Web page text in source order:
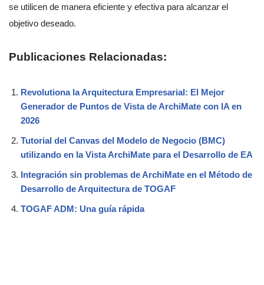
se utilicen de manera eficiente y efectiva para alcanzar el
objetivo deseado.
Publicaciones Relacionadas:
Revolutiona la Arquitectura Empresarial: El Mejor
Generador de Puntos de Vista de ArchiMate con IA en
2026
Tutorial del Canvas del Modelo de Negocio (BMC)
utilizando en la Vista ArchiMate para el Desarrollo de EA
Integración sin problemas de ArchiMate en el Método de
Desarrollo de Arquitectura de TOGAF
TOGAF ADM: Una guía rápida